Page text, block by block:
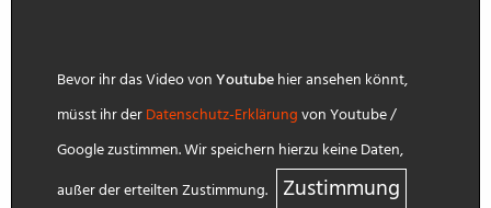
Bevor ihr das Video vonYoutubehier ansehen könnt,
müsst ihr derDatenschutz-Erklärungvon Youtube /
Google zustimmen. Wir speichern hierzu keine Daten,
außer der erteilten Zustimmung.
Zustimmung